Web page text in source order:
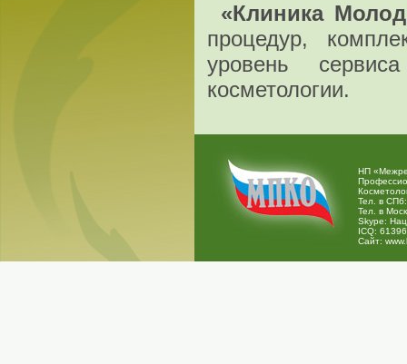
«Клиника
процедур,
уровень
косметологии.
НП
Тел. в
Тел. в
Skype:
ICQ:
Сайт: